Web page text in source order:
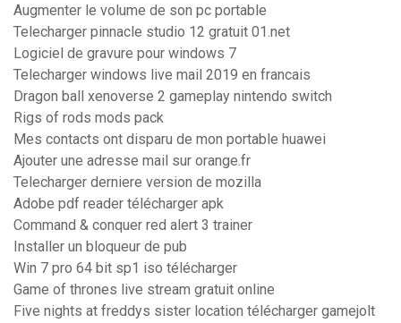
Augmenter le volume de son pc portable
Telecharger pinnacle studio 12 gratuit 01.net
Logiciel de gravure pour windows 7
Telecharger windows live mail 2019 en francais
Dragon ball xenoverse 2 gameplay nintendo switch
Rigs of rods mods pack
Mes contacts ont disparu de mon portable huawei
Ajouter une adresse mail sur orange.fr
Telecharger derniere version de mozilla
Adobe pdf reader télécharger apk
Command & conquer red alert 3 trainer
Installer un bloqueur de pub
Win 7 pro 64 bit sp1 iso télécharger
Game of thrones live stream gratuit online
Five nights at freddys sister location télécharger gamejolt